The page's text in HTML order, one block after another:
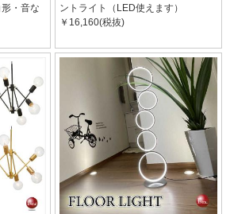
・音な
ントライト（LED使えます）
￥16,160(税抜)